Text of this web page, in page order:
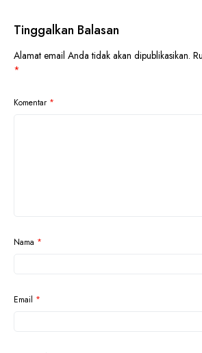
Tinggalkan Balasan
Alamat email Anda tidak akan dipublikasikan.
*
Komentar *
Nama *
Email *